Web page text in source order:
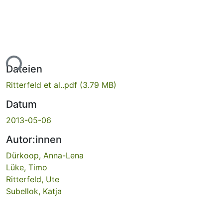
Dateien
Ritterfeld et al..pdf (3.79 MB)
Datum
2013-05-06
Autor:innen
Dürkoop, Anna-Lena
Lüke, Timo
Ritterfeld, Ute
Subellok, Katja